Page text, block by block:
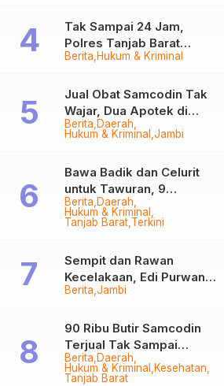
Berita Hukum & Kriminal
Tak Sampai 24 Jam,
Polres Tanjab Barat
Ringkus Komplotan
Tungkal
Berita Daerah
Hukum & Kriminal Jambi
Jual Obat Samcodin Tak
Wajar, Dua Apotek di
Tanjab Barat Disegel
Berita Daerah
Hukum & Kriminal
Tanjab Barat Terkini
Bawa Badik dan Celurit
untuk Tawuran, 9
Anggota Geng Motor di
Tanjab Barat Diringkus
Berita Jambi
Sempit dan Rawan
Kecelakaan, Edi Purwanto
Targetkan Jalan Lintas
2028
Berita Daerah
Hukum & Kriminal
Kesehatan
Tanjab Barat
90 Ribu Butir Samcodin
Terjual Tak Sampai
Setahun, Indra Safari
Desak Audit Menyeluruh